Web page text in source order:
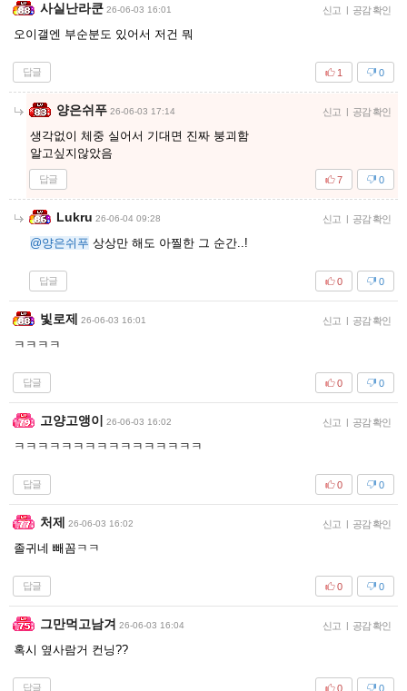
사실난라쿤 26-06-03 16:01 신고 공감 확인
오이갤엔 부순분도 있어서 저건 뭐
답글 0
1
양은쉬푸 26-06-03 17:14 신고 공감 확인
생각없이 체중 실어서 기대면 진짜 붕괴함
알고싶지않았음
답글 0
7
Lukru 26-06-04 09:28 신고 공감 확인
@양은쉬푸 상상만 해도 아찔한 그 순간..!
답글 0
0
빛로제 26-06-03 16:01 신고 공감 확인
ㅋㅋㅋㅋ
답글 0
0
고양고앵이 26-06-03 16:02 신고 공감 확인
ㅋㅋㅋㅋㅋㅋㅋㅋㅋㅋㅋㅋㅋㅋㅋㅋ
답글 0
0
처제 26-06-03 16:02 신고 공감 확인
졸귀네 빼꼼ㅋㅋ
답글 0
0
그만먹고남겨 26-06-03 16:04 신고 공감 확인
혹시 옆사람거 컨닝??
답글 0
0